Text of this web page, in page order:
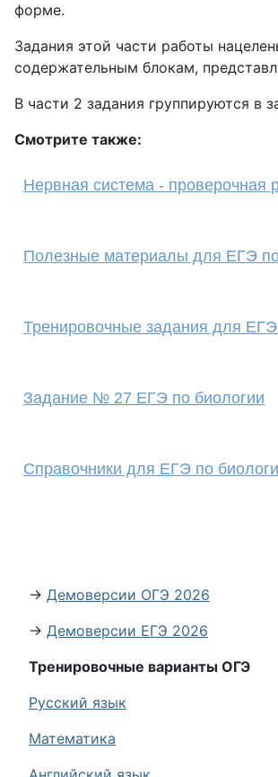
форме.
Задания этой части работы
содержательным блокам,
В части 2 задания группируются в
Смотрите также:
Нервная система - проверочная
Полезные материалы для ЕГЭ
Тренировочные задания для
Задание № 27 ЕГЭ по биологии
Справочники для ЕГЭ по
→ Демоверсии ОГЭ 2026
→ Демоверсии ЕГЭ 2026
Тренировочные варианты ОГЭ
Русский язык
Математика